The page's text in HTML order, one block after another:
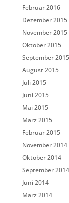
Februar 2016
Dezember 2015
November 2015
Oktober 2015
September 2015
August 2015
Juli 2015
Juni 2015
Mai 2015
März 2015
Februar 2015
November 2014
Oktober 2014
September 2014
Juni 2014
März 2014